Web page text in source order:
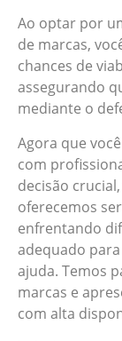
Ao optar por
de marcas,
chances de
assegurando
mediante o
Agora que
com
decisão
oferecemos
enfrentando
adequado
ajuda. Temos
marcas e
com alta